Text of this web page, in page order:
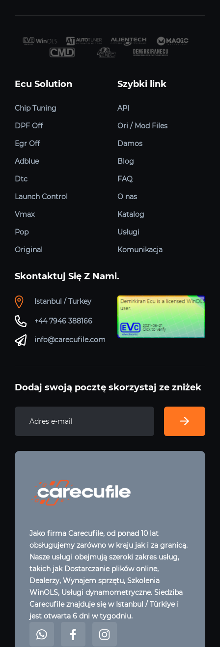
Ecu Solution
Chip Tuning
DPF Off
Egr Off
Adblue
Dtc
Launch Control
Vmax
Pop
Original
Szybki link
API
Ori / Mod Files
Damos
Blog
FAQ
O nas
Katalog
Usługi
Komunikacja
Skontaktuj Się Z Nami.
Istanbul / Turkey
+44 7946 388166
info@carecufile.com
Dodaj swoją pocztę skorzystaj ze zniżek
Jako firma Carecufile, od ponad 10 lat
obsługujemy zarówno w kraju jak i za granicą.
Nasze usługi obejmują szeroki zakres usług,
takich jak Dostarczanie plików online,
Dealerzy, Wynajem sprzętu, Szkolenia
WinOLS, Usługi dynamometryczne. Siedziba
Carecufile znajduje się w Istanbul / Türkiye i
jest otwarta 6 dni w tygodniu.